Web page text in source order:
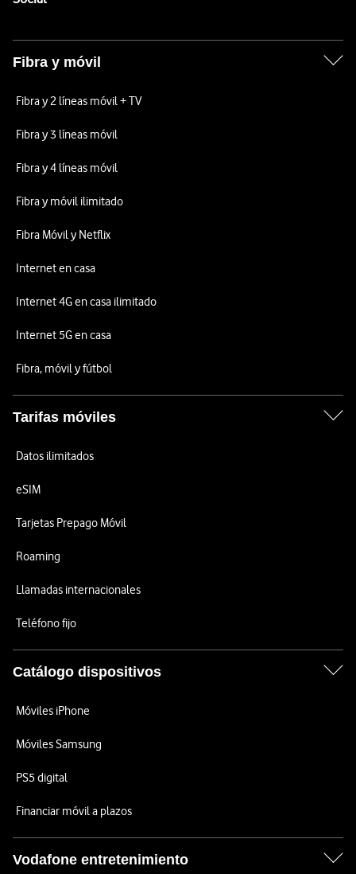
Fibra y móvil
Fibra y 2 líneas móvil + TV
Fibra y 3 líneas móvil
Fibra y 4 líneas móvil
Fibra y móvil ilimitado
Fibra Móvil y Netflix
Internet en casa
Internet 4G en casa ilimitado
Internet 5G en casa
Fibra, móvil y fútbol
Tarifas móviles
Datos ilimitados
eSIM
Tarjetas Prepago Móvil
Roaming
Llamadas internacionales
Teléfono fijo
Catálogo dispositivos
Móviles iPhone
Móviles Samsung
PS5 digital
Financiar móvil a plazos
Vodafone entretenimiento